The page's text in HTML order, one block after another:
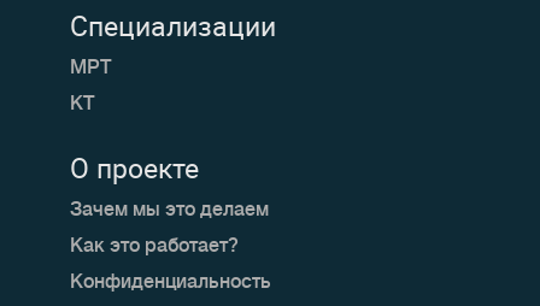
О проекте
Зачем мы это делаем
Как это работает?
Конфиденциальность
Специализации
МРТ
КТ